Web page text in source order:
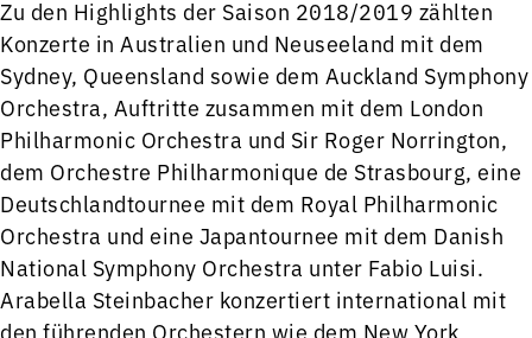
Zu den Highlights der Saison 2018/2019 zählten
Konzerte in Australien und Neuseeland mit dem
Sydney, Queensland sowie dem Auckland Symphony
Orchestra, Auftritte zusammen mit dem London
Philharmonic Orchestra und Sir Roger Norrington,
dem Orchestre Philharmonique de Strasbourg, eine
Deutschlandtournee mit dem Royal Philharmonic
Orchestra und eine Japantournee mit dem Danish
National Symphony Orchestra unter Fabio Luisi.
Arabella Steinbacher konzertiert international mit
den führenden Orchestern wie dem New York